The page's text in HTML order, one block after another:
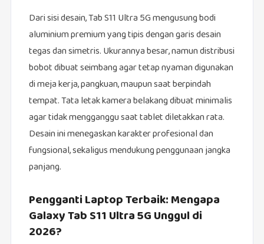
Dari sisi desain, Tab S11 Ultra 5G mengusung bodi
aluminium premium yang tipis dengan garis desain
tegas dan simetris. Ukurannya besar, namun distribusi
bobot dibuat seimbang agar tetap nyaman digunakan
di meja kerja, pangkuan, maupun saat berpindah
tempat. Tata letak kamera belakang dibuat minimalis
agar tidak mengganggu saat tablet diletakkan rata.
Desain ini menegaskan karakter profesional dan
fungsional, sekaligus mendukung penggunaan jangka
panjang.
Pengganti Laptop Terbaik: Mengapa
Galaxy Tab S11 Ultra 5G Unggul di
2026?